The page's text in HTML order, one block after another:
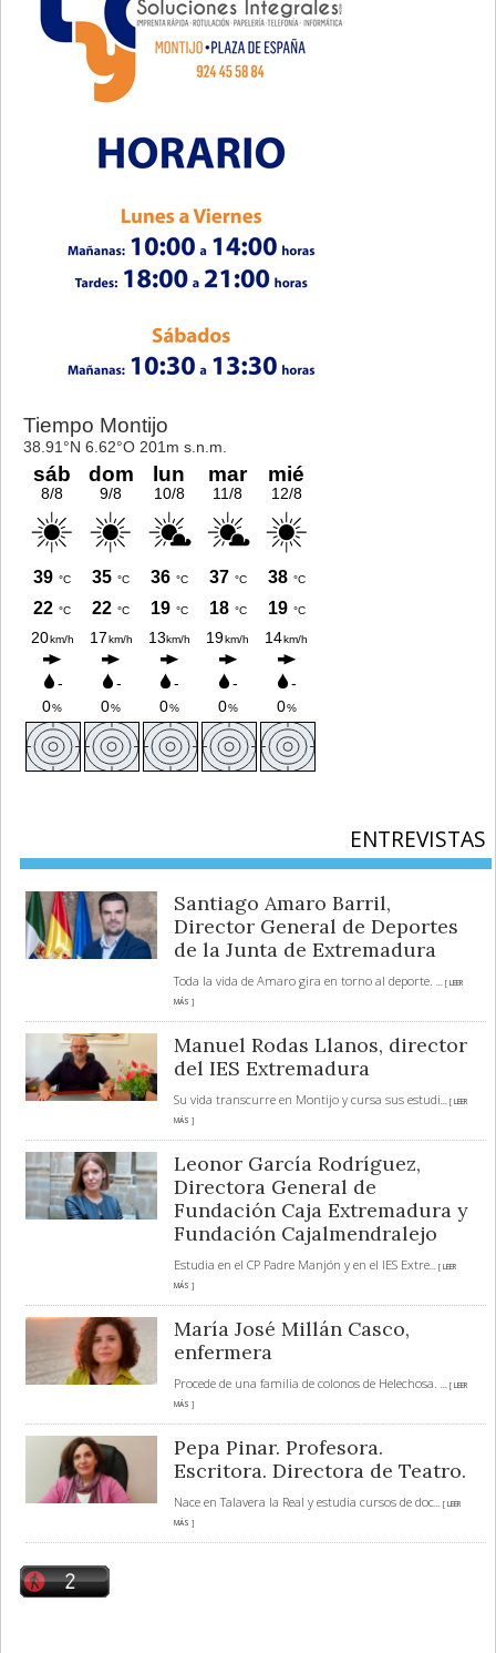
ENTREVISTAS
Santiago Amaro Barril,
Director General de Deportes
de la Junta de Extremadura
Toda la vida de Amaro gira en torno al deporte.
... [ LEER
MÁS ]
Manuel Rodas Llanos, director
del IES Extremadura
Su vida transcurre en Montijo y cursa sus estudi... [ LEER
MÁS ]
Leonor García Rodríguez,
Directora General de
Fundación Caja Extremadura y
Fundación Cajalmendralejo
Estudia en el CP Padre Manjón y en el IES Extre... [ LEER
MÁS ]
María José Millán Casco,
enfermera
Procede de una familia de colonos de Helechosa.
... [ LEER
MÁS ]
Pepa Pinar. Profesora.
Escritora. Directora de Teatro.
Nace en Talavera la Real y estudia cursos de doc... [ LEER
MÁS ]